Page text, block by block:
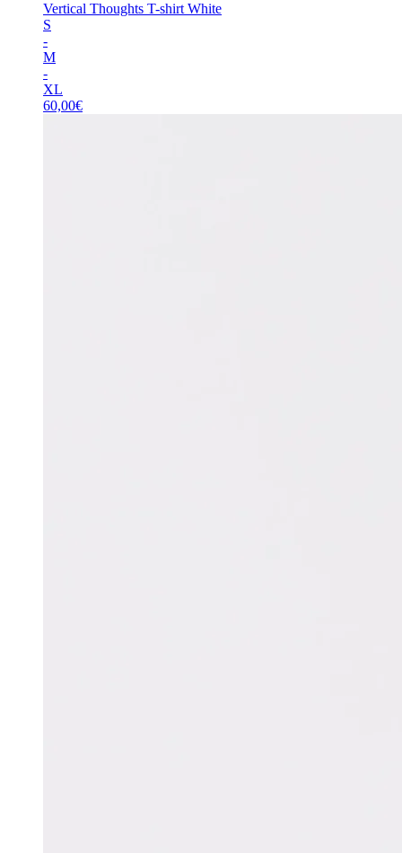
Vertical Thoughts T-shirt White
S
-
M
-
XL
60,00€